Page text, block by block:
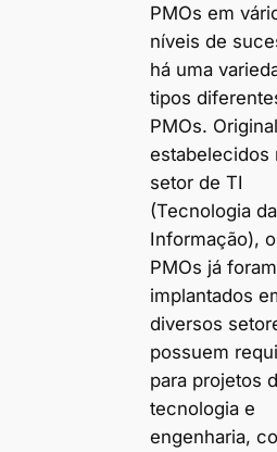
PMOs em
níveis de
há uma
tipos
PMOs.
estabelecidos
setor de TI
(Tecnologia da
Informação),
PMOs já foram
implantados
diversos
possuem
para projetos
tecnologia e
engenharia,